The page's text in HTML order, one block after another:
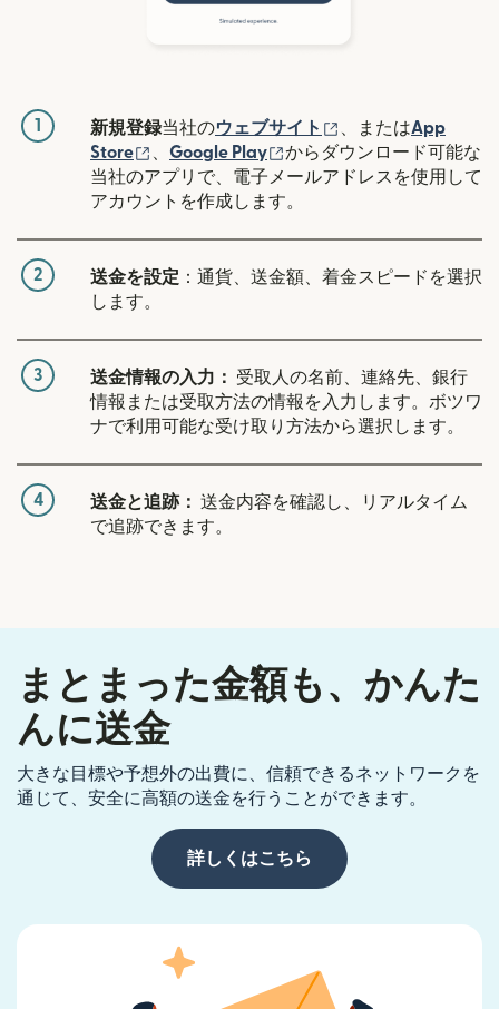
1 新規登録当社のウェブサイト （別ウィンドウで
、またはApp
Store
（別ウィンドウで開きます）
Google Play （別ウィンドウで開きま
からダウンロード可能な
当社のアプリで、電子メールアドレスを使用して
アカウントを作成します。
2 送金を設定 ：通貨、送金額、着金スピードを選択
します。
3 送金情報の入力：
受取人の名前、連絡先、銀行
情報または受取方法の情報を入力します。ボツワ
ナで利用可能な受け取り方法から選択します。
4 送金と追跡： 送金内容を確認し、リアルタイム
で追跡できます。
まとまった金額も、かんた
んに送金
大きな目標や予想外の出費に、信頼できるネットワークを
通じて、安全に高額の送金を行うことができます。
詳しくはこちら